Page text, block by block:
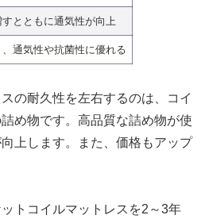
すとともに通気性が向上
通気性や抗菌性に優れる
の耐久性を左右するのは、コイ
め物です。高品質な詰め物が使
上します。また、価格もアップ
トコイルマットレスを2～3年